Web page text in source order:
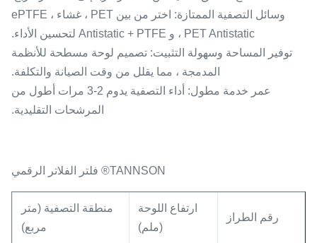
وسائل التصفية الممتازة: اختر من بين PET ، غشاء ePTFE ،
PET Antistatic ، و Antistatic + PTFE لتحسين الأداء.
توفير المساحة وسهولة التثبيت: تصميم لوحة مسطحة للأنظمة
المدمجة ، مما يقلل من وقت الصيانة والتكلفة.
عمر خدمة مطول: أداء التصفية يدوم 2-3 مرات أطول من
المرشحات التقليدية.
TANNSON® فلتر الفلاتر الرقمي
رقم الطراز
ارتفاع اللوحة
(ملم)
منطقة التصفية (متر
مربع)